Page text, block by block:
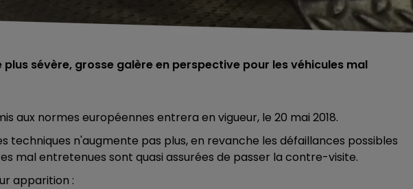
sévère, grosse galère en perspective pour les véhicules mal
aux normes européennes entrera en vigueur, le 20 mai 2018.
techniques n'augmente pas plus, en revanche les défaillances possibles
mal entretenues sont quasi assurées de passer la contre-visite.
apparition :